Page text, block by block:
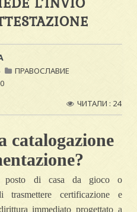
ПРАВОСЛАВИЕ
ЧИТАЛИ : 24
catalogazione
posto di casa da gioco o
trasmettere certificazione e
immediato progettato a